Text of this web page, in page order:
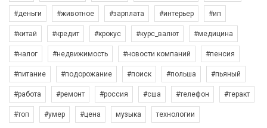
#деньги #животное #зарплата #интерьер #ип
#китай #кредит #крокус #курс_валют #медицина
#налог #недвижимость #новости компаний #пенсия
#питание #подорожание #поиск #польша #пьяный
#работа #ремонт #россия #сша #телефон #теракт
#топ #умер #цена музыка технологии